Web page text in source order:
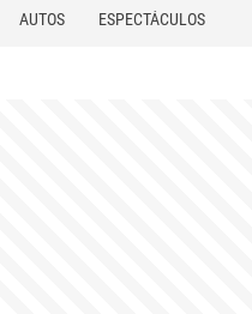
AUTOS ESPECTÁCULOS